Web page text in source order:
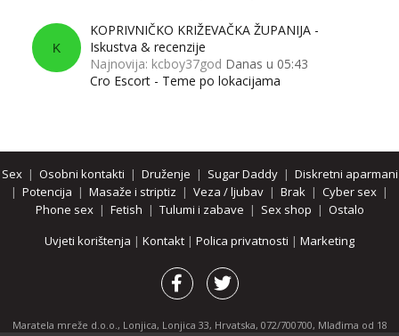
K
KOPRIVNIČKO KRIŽEVAČKA ŽUPANIJA -
Iskustva & recenzije
Najnovija: kcboy37god Danas u 05:43
Cro Escort - Teme po lokacijama
Sex| Osobni kontakti | Druženje | Sugar Daddy| Diskretni aparmani
| Potencija | Masaže i striptiz | Veza / ljubav | Brak | Cyber sex |
Phone sex| Fetish | Tulumi i zabave | Sex shop | Ostalo
Uvjeti korištenja | Kontakt | Polica privatnosti | Marketing
Maratela mreže d.o.o., Lonjica, Lonjica 33, Hrvatska, 072/700700, Mlađima od 18